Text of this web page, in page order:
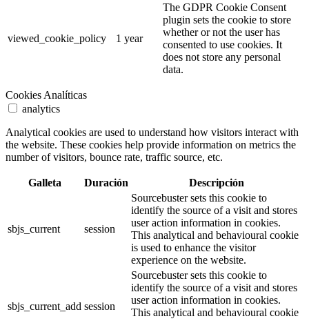
viewed_cookie_policy 1 year
The GDPR Cookie Consent
plugin sets the cookie to store
whether or not the user has
consented to use cookies. It
does not store any personal
data.
Cookies Analíticas
analytics
Analytical cookies are used to understand how visitors interact with
the website. These cookies help provide information on metrics the
number of visitors, bounce rate, traffic source, etc.
Galleta Duración Descripción
sbjs_current session
Sourcebuster sets this cookie to
identify the source of a visit and stores
user action information in cookies.
This analytical and behavioural cookie
is used to enhance the visitor
experience on the website.
sbjs_current_add session
Sourcebuster sets this cookie to
identify the source of a visit and stores
user action information in cookies.
This analytical and behavioural cookie